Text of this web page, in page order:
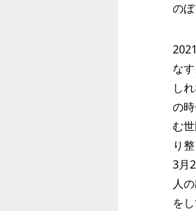
の
な
し
の
む
り
3月
人
を